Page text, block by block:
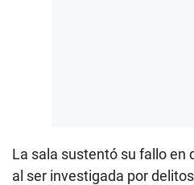
La sala sustentó su fallo en
al ser investigada por